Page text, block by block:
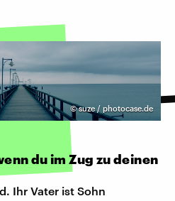
©suze / photocase.de
du im Zug zu deinen
Ihr Vater ist Sohn